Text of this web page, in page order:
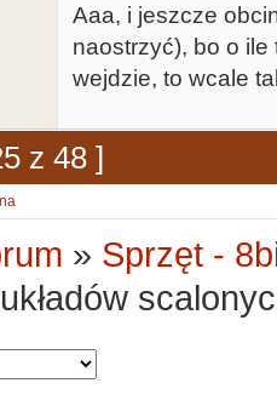
Aaa, i jeszcze
naostrzyć), bo o ile
wejdzie, to wcale
z 48 ]
» Sprzęt -